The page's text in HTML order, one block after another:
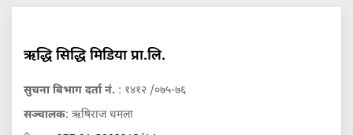
ऋद्धि सिद्धि मिडिया प्रा.लि.
सुचना बिभाग दर्ता नं. : १४१२ /०७५-७६
सञ्चालक: ऋषिराज धमला